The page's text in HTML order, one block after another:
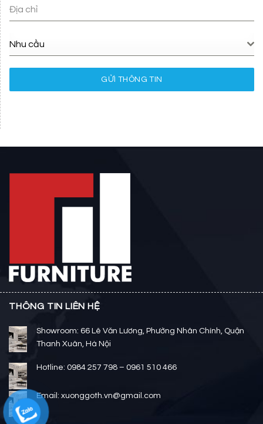
Địa chỉ
Nhu cầu
GỬI THÔNG TIN
THÔNG TIN LIÊN HỆ
Showroom: 66 Lê Văn Lương, Phường Nhân Chính, Quận
Thanh Xuân, Hà Nội
Hotline: 0984 257 798 – 0961 510 466
Email: xuonggoth.vn@gmail.com